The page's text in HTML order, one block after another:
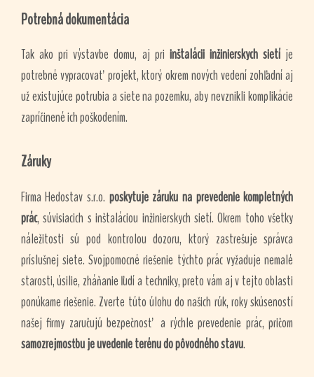
Potrebná dokumentácia
Tak ako pri výstavbe domu, aj pri inštalácii inžinierskych sietí je
potrebné vypracovať projekt, ktorý okrem nových vedení zohľadní aj
už existujúce potrubia a siete na pozemku, aby nevznikli komplikácie
zapríčinené ich poškodením.
Záruky
Firma Hedostav s.r.o. poskytuje záruku na prevedenie kompletných
prác, súvisiacich s inštaláciou inžinierskych sietí. Okrem toho všetky
náležitosti sú pod kontrolou dozoru, ktorý zastrešuje správca
príslušnej siete. Svojpomocné riešenie týchto prác vyžaduje nemalé
starosti, úsilie, zháňanie ľudí a techniky, preto vám aj v tejto oblasti
ponúkame riešenie. Zverte túto úlohu do našich rúk, roky skúseností
našej firmy zaručujú bezpečnosť a rýchle prevedenie prác, pričom
samozrejmosťou je uvedenie terénu do pôvodného stavu.